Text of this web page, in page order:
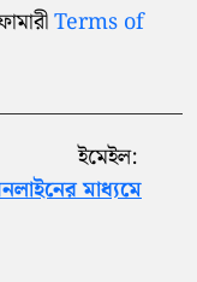
Terms of
ইমেইল:
মাধ্যমে